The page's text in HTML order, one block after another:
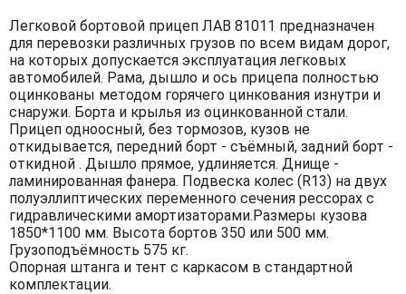
Легковой бортовой прицеп ЛАВ 81011 предназначен
для перевозки различных грузов по всем видам дорог,
на которых допускается эксплуатация легковых
автомобилей. Рама, дышло и ось прицепа полностью
оцинкованы методом горячего цинкования изнутри и
снаружи. Борта и крылья из оцинкованной стали.
Прицеп одноосный, без тормозов, кузов не
откидывается, передний борт - съёмный, задний борт -
откидной . Дышло прямое, удлиняется. Днище -
ламинированная фанера. Подвеска колес (R13) на двух
полуэллиптических переменного сечения рессорах с
гидравлическими амортизаторами.Размеры кузова
1850*1100 мм. Высота бортов 350 или 500 мм.
Грузоподъёмность 575 кг.
Опорная штанга и тент с каркасом в стандартной
комплектации.